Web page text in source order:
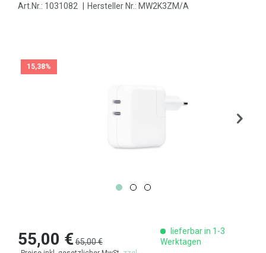
Art.Nr.: 1031082 Hersteller Nr.: MW2K3ZM/A
15,38%
55,00 €65,00 €
lieferbar in 1-3
Werktagen